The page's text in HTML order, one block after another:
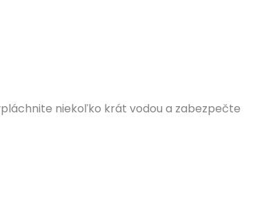
niekoľko krát vodou a zabezpečte